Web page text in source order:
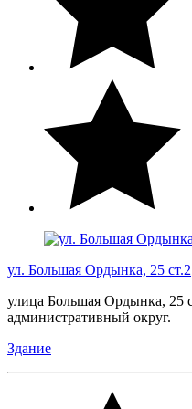
ул. Большая Ордынка, 25 ст.2
улица Большая Ордынка, 25
административный округ.
Здание